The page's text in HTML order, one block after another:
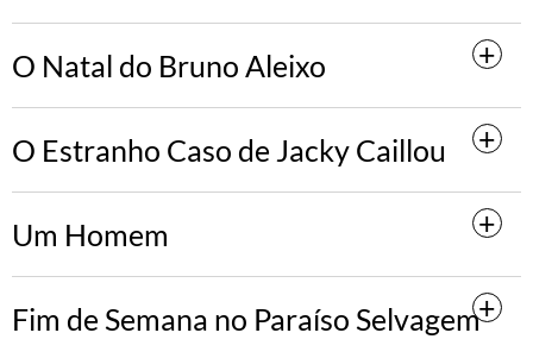
O Natal do Bruno Aleixo
O Estranho Caso de Jacky Caillou
Um Homem
Fim de Semana no Paraíso Selvagem